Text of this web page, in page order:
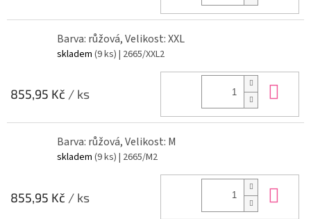
Barva: růžová, Velikost: XXL
skladem (9 ks) | 2665/XXL2
855,95 Kč / ks
Barva: růžová, Velikost: M
skladem (9 ks) | 2665/M2
855,95 Kč / ks